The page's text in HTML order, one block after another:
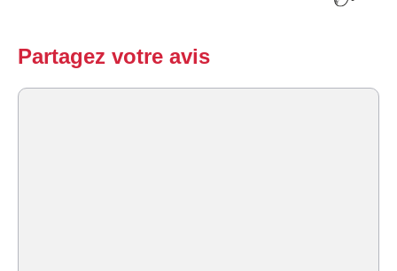
Partagez votre avis
Commentaire